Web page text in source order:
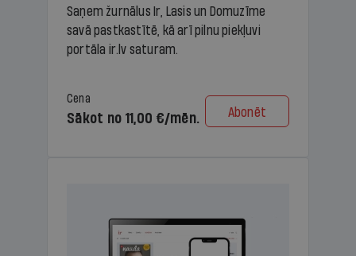
Saņem žurnālus Ir, Lasis un Domuzīme
savā pastkastītē, kā arī pilnu piekļuvi
portāla ir.lv saturam.
Cena
Sākot no 11,00 €/mēn. Abonēt